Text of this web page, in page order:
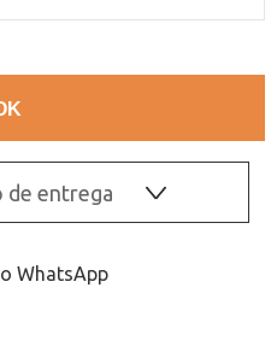
de entrega
WhatsApp